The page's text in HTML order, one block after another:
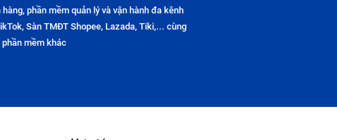
phần mềm quản lý và vận hành đa kênh
Sàn TMĐT Shopee, Lazada, Tiki,... cùng
mềm khác